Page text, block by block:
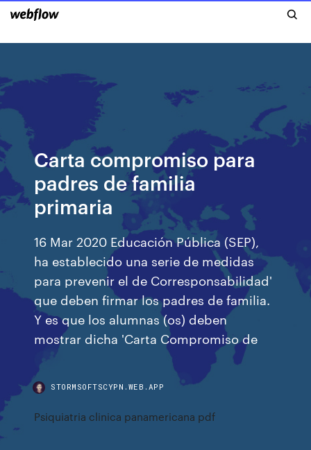
Carta compromiso para
padres de familia
primaria
16 Mar 2020 Educación Pública (SEP),
ha establecido una serie de medidas
para prevenir el de Corresponsabilidad'
que deben firmar los padres de familia.
Y es que los alumnas (os) deben
mostrar dicha 'Carta Compromiso de
STORMSOFTSCYPN.WEB.APP
Psiquiatria clinica panamericana pdf